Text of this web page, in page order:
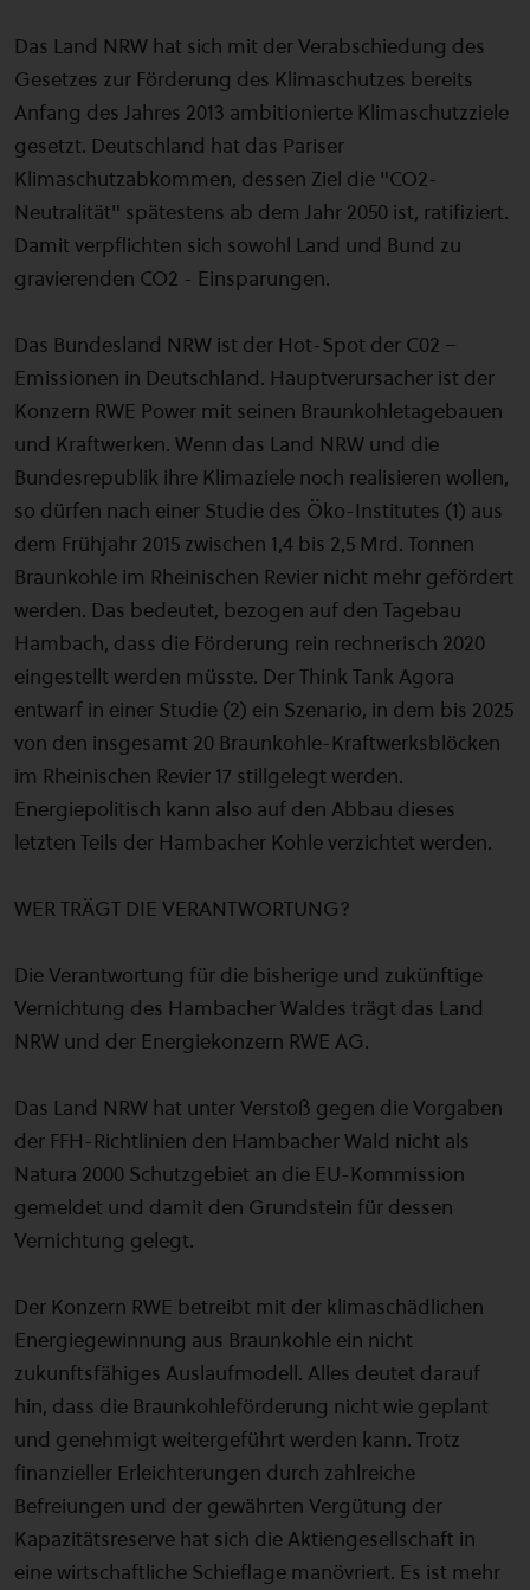
Das Land NRW hat sich mit der Verabschiedung des
Gesetzes zur Förderung des Klimaschutzes bereits
Anfang des Jahres 2013 ambitionierte Klimaschutzziele
gesetzt. Deutschland hat das Pariser
Klimaschutzabkommen, dessen Ziel die "CO2-
Neutralität" spätestens ab dem Jahr 2050 ist, ratifiziert.
Damit verpflichten sich sowohl Land und Bund zu
gravierenden CO2 - Einsparungen.
Das Bundesland NRW ist der Hot-Spot der C02 –
Emissionen in Deutschland. Hauptverursacher ist der
Konzern RWE Power mit seinen Braunkohletagebauen
und Kraftwerken. Wenn das Land NRW und die
Bundesrepublik ihre Klimaziele noch realisieren wollen,
so dürfen nach einer Studie des Öko-Institutes (1) aus
dem Frühjahr 2015 zwischen 1,4 bis 2,5 Mrd. Tonnen
Braunkohle im Rheinischen Revier nicht mehr gefördert
werden. Das bedeutet, bezogen auf den Tagebau
Hambach, dass die Förderung rein rechnerisch 2020
eingestellt werden müsste. Der Think Tank Agora
entwarf in einer Studie (2) ein Szenario, in dem bis 2025
von den insgesamt 20 Braunkohle-Kraftwerksblöcken
im Rheinischen Revier 17 stillgelegt werden.
Energiepolitisch kann also auf den Abbau dieses
letzten Teils der Hambacher Kohle verzichtet werden.
WER TRÄGT DIE VERANTWORTUNG?
Die Verantwortung für die bisherige und zukünftige
Vernichtung des Hambacher Waldes trägt das Land
NRW und der Energiekonzern RWE AG.
Das Land NRW hat unter Verstoß gegen die Vorgaben
der FFH-Richtlinien den Hambacher Wald nicht als
Natura 2000 Schutzgebiet an die EU-Kommission
gemeldet und damit den Grundstein für dessen
Vernichtung gelegt.
Der Konzern RWE betreibt mit der klimaschädlichen
Energiegewinnung aus Braunkohle ein nicht
zukunftsfähiges Auslaufmodell. Alles deutet darauf
hin, dass die Braunkohleförderung nicht wie geplant
und genehmigt weitergeführt werden kann. Trotz
finanzieller Erleichterungen durch zahlreiche
Befreiungen und der gewährten Vergütung der
Kapazitätsreserve hat sich die Aktiengesellschaft in
eine wirtschaftliche Schieflage manövriert. Es ist mehr